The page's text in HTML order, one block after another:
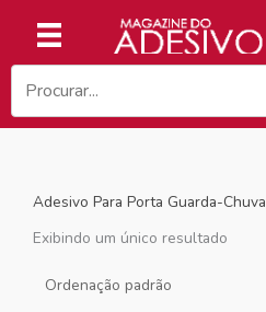
conteúdo
Adesivo Para Porta Guarda-Chuva
Exibindo um único resultado